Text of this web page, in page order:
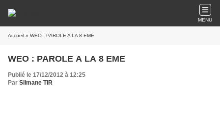
MENU
Accueil » WEO : PAROLE A LA 8 EME
WEO : PAROLE A LA 8 EME
Publié le 17/12/2012 à 12:25
Par Slimane TIR